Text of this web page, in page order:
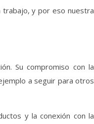
trabajo, y por eso nuestra
Su compromiso con la
a seguir para otros
y la conexión con la